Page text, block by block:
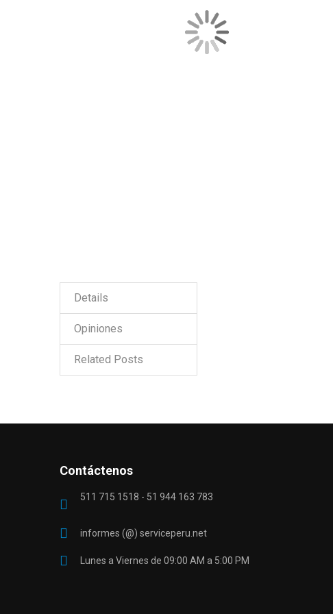
Details
Opiniones
Related Posts
Contáctenos
511 715 1518 - 51 944 163 783
informes (@) serviceperu.net
Lunes a Viernes de 09:00 AM a 5:00 PM